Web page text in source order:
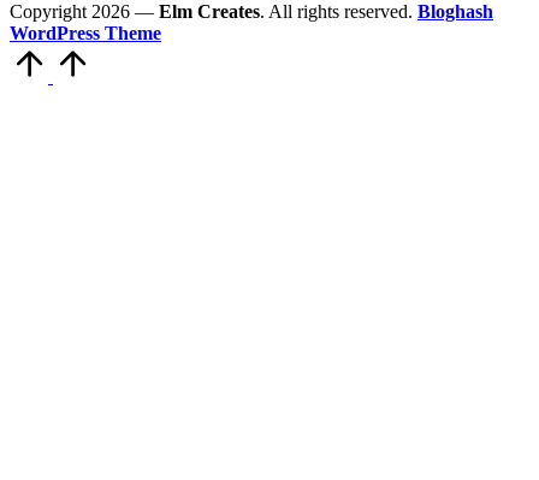
Copyright 2026 — Elm Creates. All rights reserved. Bloghash
WordPress Theme